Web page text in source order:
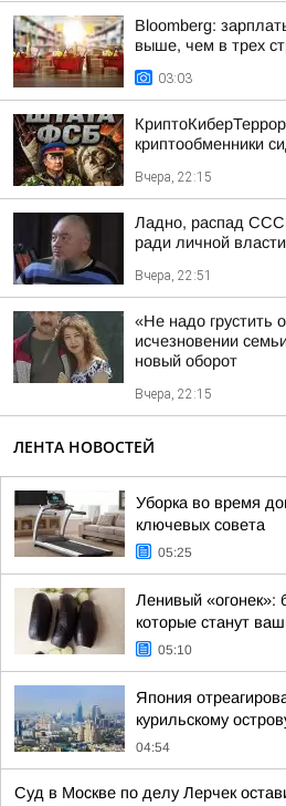
Bloomberg:
выше, чем в трех
03:03
криптообменники
Вчера, 22:15
Ладно, распад
ради личной власти
Вчера, 22:51
«Не надо грустить
исчезновении
новый оборот
Вчера, 22:15
ЛЕНТА НОВОСТЕЙ
Уборка во время
ключевых совета
05:25
Ленивый «огонек»:
которые станут
05:10
Япония
курильскому
04:54
Суд в Москве по делу Лерчек